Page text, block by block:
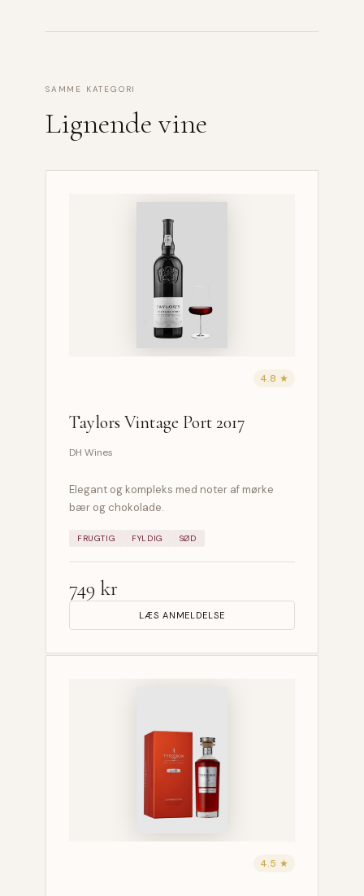
SAMME KATEGORI
Lignende vine
4.8 ★
Taylors Vintage Port 2017
DH Wines
Elegant og kompleks med noter af mørke
bær og chokolade.
FRUGTIG FYLDIG SØD
749 kr
LÆS ANMELDELSE
4.5 ★